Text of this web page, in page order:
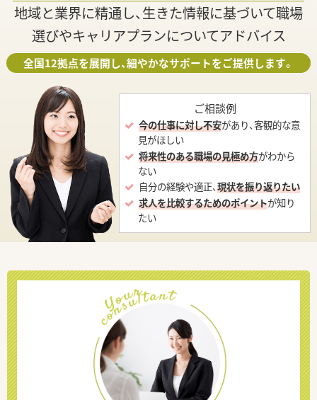
地域と業界に精通し、生きた情報に基づいて職場
選びやキャリアプランについてアドバイス
全国12拠点を展開し、細やかなサポートをご提供します。
ご相談例
今の仕事に対し不安があり、客観的な意
見がほしい
将来性のある職場の見極め方がわから
ない
自分の経験や適正、現状を振り返りたい
求人を比較するためのポイントが知り
たい